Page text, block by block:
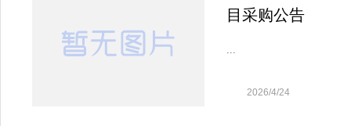
目采购公告
...
2026/4/24